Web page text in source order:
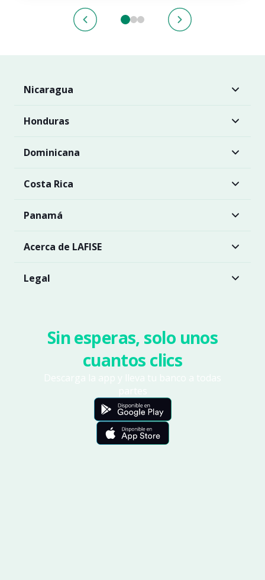
Nicaragua
Honduras
Dominicana
Costa Rica
Panamá
Acerca de LAFISE
Legal
Sin esperas, solo unos
cuantos clics